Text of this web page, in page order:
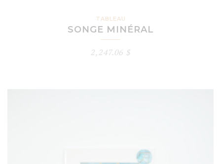
TABLEAU
SONGE MINÉRAL
2,247.06 $